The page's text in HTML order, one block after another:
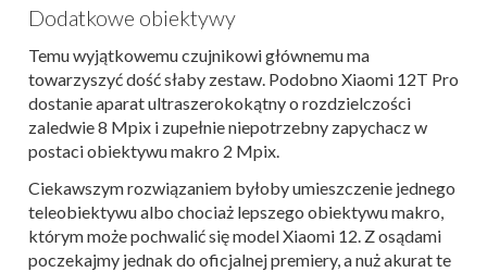
Dodatkowe obiektywy
Temu wyjątkowemu czujnikowi głównemu ma
towarzyszyć dość słaby zestaw. Podobno Xiaomi 12T Pro
dostanie aparat ultraszerokokątny o rozdzielczości
zaledwie 8 Mpix i zupełnie niepotrzebny zapychacz w
postaci obiektywu makro 2 Mpix.
Ciekawszym rozwiązaniem byłoby umieszczenie jednego
teleobiektywu albo chociaż lepszego obiektywu makro,
którym może pochwalić się model Xiaomi 12. Z osądami
poczekajmy jednak do oficjalnej premiery, a nuż akurat te